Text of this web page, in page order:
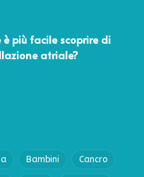
è più facile scoprire di
atriale?
Bambini Cancro